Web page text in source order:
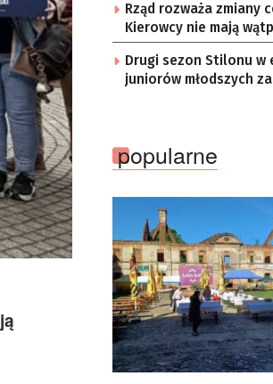
Rząd rozważa zmiany
Kierowcy nie mają
Drugi sezon Stilonu w
juniorów młodszych
popularne